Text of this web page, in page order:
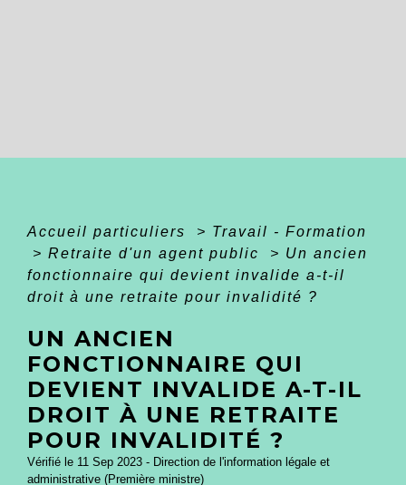
Accueil particuliers > Travail - Formation
> Retraite d'un agent public > Un ancien
fonctionnaire qui devient invalide a-t-il
droit à une retraite pour invalidité ?
UN ANCIEN
FONCTIONNAIRE QUI
DEVIENT INVALIDE A-T-IL
DROIT À UNE RETRAITE
POUR INVALIDITÉ ?
Vérifié le 11 Sep 2023 - Direction de l'information légale et
administrative (Première ministre)